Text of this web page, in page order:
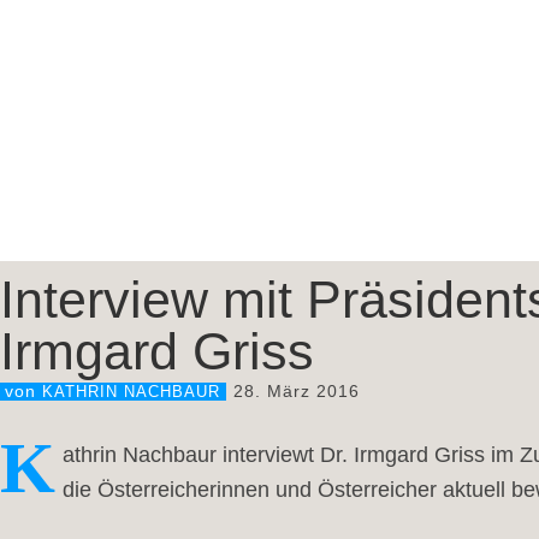
Interview mit
Irmgard Griss
von KATHRIN NACHBAUR 28. März 2016
K athrin Nachbaur interviewt Dr. Irmgard Griss im
die Österreicherinnen und Österreicher aktuell